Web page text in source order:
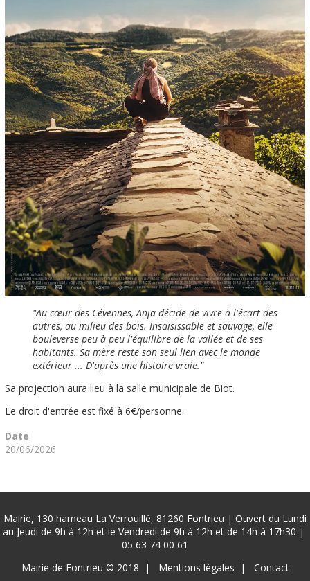
"Au cœur des Cévennes, Anja décide de vivre à l'écart des
autres, au milieu des bois. Insaisissable et sauvage, elle
bouleverse peu à peu l'équilibre de la vallée et de ses
habitants. Sa mère reste son seul lien avec le monde
extérieur ... D'après une histoire vraie."
Sa projection aura lieu à la salle municipale de Biot.
Le droit d'entrée est fixé à 6€/personne.
Date
20/06/2026
Mairie, 130 hameau La Verrouillé, 81260 Fontrieu | Ouvert du Lundi
au Jeudi de 9h à 12h et le Vendredi de 9h à 12h et de 14h à 17h30 |
05 63 74 00 61
Mairie de Fontrieu © 2018 Mentions légales Contact